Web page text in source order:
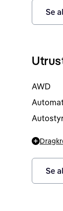
Se
AWD
Se